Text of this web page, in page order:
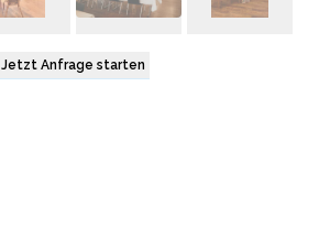
Jetzt Anfrage starten